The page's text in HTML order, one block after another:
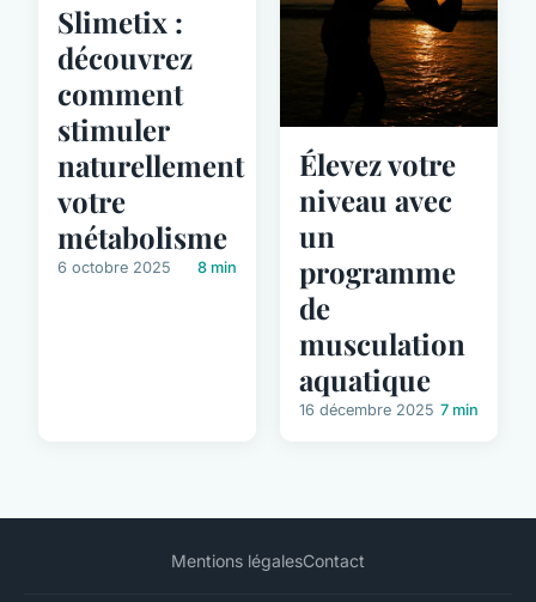
Slimetix :
découvrez
comment
stimuler
naturellement
votre
métabolisme
6 octobre 2025 8 min
Élevez votre
niveau avec
un
programme
de
musculation
aquatique
16 décembre 2025 7 min
Mentions légalesContact